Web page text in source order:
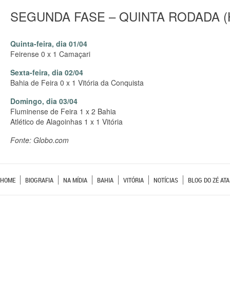
SEGUNDA FASE – QUINTA RODADA
Quinta-feira, dia 01/04
Feirense 0 x 1 Camaçari
Sexta-feira, dia 02/04
Bahia de Feira 0 x 1 Vitória da Conquista
Domingo, dia 03/04
Fluminense de Feira 1 x 2 Bahia
Atlético de Alagoinhas 1 x 1 Vitória
Fonte: Globo.com
HOME BIOGRAFIA NA MÍDIA BAHIA VITÓRIA NOTÍCIAS BLOG DO ZÉ